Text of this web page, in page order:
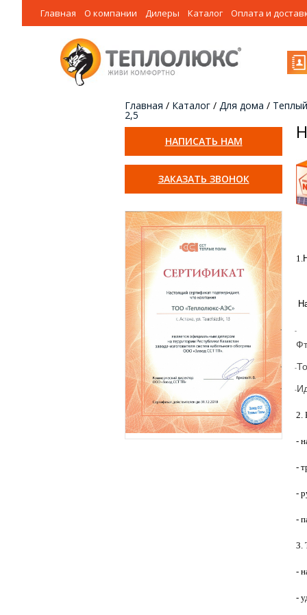
Главная О компании Дилеры Каталог Оплата и
НАПИСАТЬ НАМ
ЗАКАЗАТЬ ЗВОНОК
Главная / Каталог / Для дома /
2,5
1.
· -
· -
· -
2.
-
-
-
-
3.
-
-